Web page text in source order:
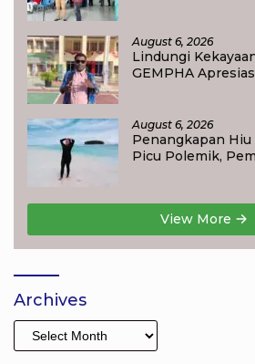
August 6, 2026
Lindungi
GEMPHA
August 6, 2026
Penangkapan Hiu
Picu Polemik,
View More
Archives
Archives